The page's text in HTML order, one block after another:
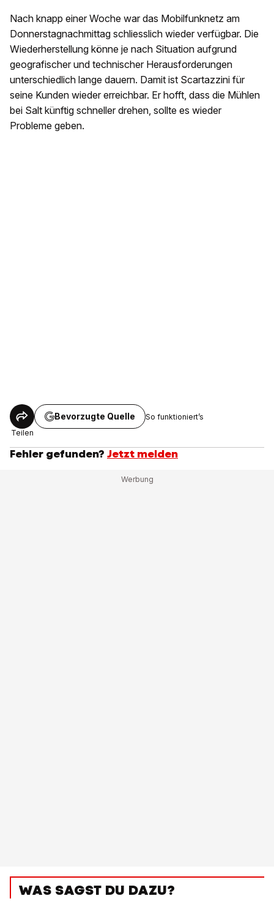
Nach knapp einer Woche war das Mobilfunknetz am
Donnerstagnachmittag schliesslich wieder verfügbar. Die
Wiederherstellung könne je nach Situation aufgrund
geografischer und technischer Herausforderungen
unterschiedlich lange dauern. Damit ist Scartazzini für
seine Kunden wieder erreichbar. Er hofft, dass die Mühlen
bei Salt künftig schneller drehen, sollte es wieder
Probleme geben.
Teilen
Bevorzugte Quelle So funktioniert’s
Fehler gefunden? Jetzt melden
WAS SAGST DU DAZU?